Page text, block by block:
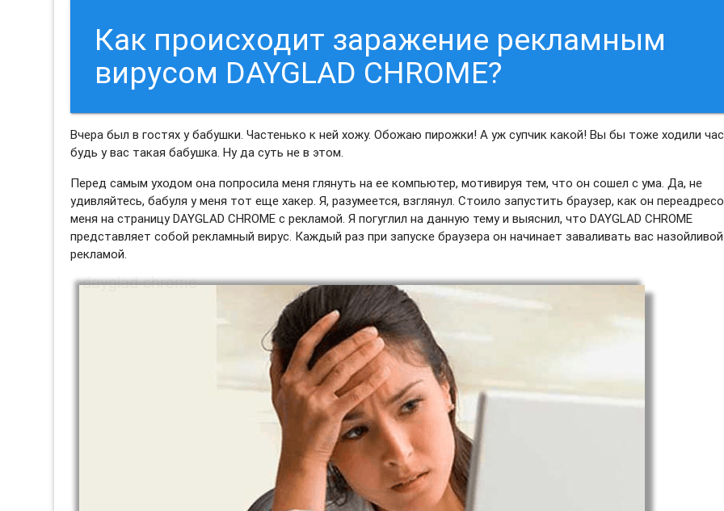
Как происходит заражение рекламным
вирусом DAYGLAD CHROME?
Вчера был в гостях у бабушки. Частенько к ней хожу. Обожаю пирожки! А уж супчик какой! Вы бы тоже ходили
будь у вас такая бабушка. Ну да суть не в этом.
Перед самым уходом она попросила меня глянуть на ее компьютер, мотивируя тем, что он сошел с ума. Да, не
удивляйтесь, бабуля у меня тот еще хакер. Я, разумеется, взглянул. Стоило запустить браузер, как он
меня на страницу DAYGLAD CHROME с рекламой. Я погуглил на данную тему и выяснил, что DAYGLAD CHROME
представляет собой рекламный вирус. Каждый раз при запуске браузера он начинает заваливать вас назойливой
рекламой.